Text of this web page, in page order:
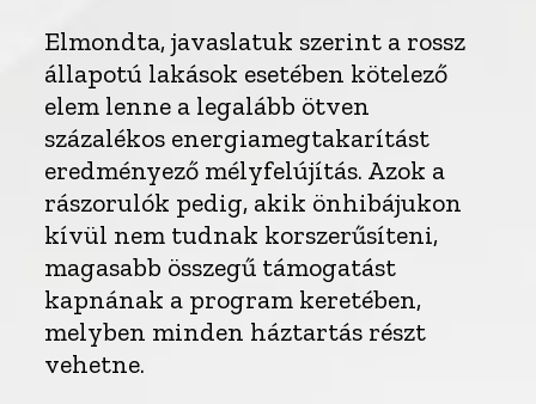
Elmondta, javaslatuk szerint a rossz
állapotú lakások esetében kötelező
elem lenne a legalább ötven
százalékos energiamegtakarítást
eredményező mélyfelújítás. Azok a
rászorulók pedig, akik önhibájukon
kívül nem tudnak korszerűsíteni,
magasabb összegű támogatást
kapnának a program keretében,
melyben minden háztartás részt
vehetne.